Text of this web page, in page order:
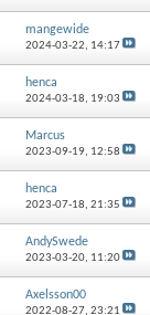
mangewide
2024-03-22, 14:17
henca
2024-03-18, 19:03
Marcus
2023-09-19, 12:58
henca
2023-07-18, 21:35
AndySwede
2023-03-20, 11:20
Axelsson00
2022-08-27, 23:21